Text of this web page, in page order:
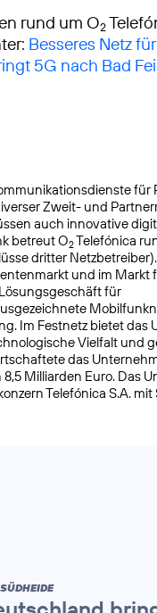
rund um O2
Besseres Netz
5G nach Bad
für
Zweit- und
auch innovative
betreut O2Telefónica
dritter
und im Markt
für
Im Festnetz bietet das
Vielfalt und
das
Milliarden Euro. Das
Telefónica S.A. mit